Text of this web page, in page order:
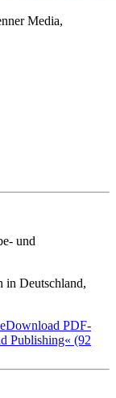
Media,
und
in Deutschland,
Download PDF-
Publishing« (92